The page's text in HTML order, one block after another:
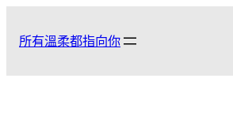
所有溫柔都指向你